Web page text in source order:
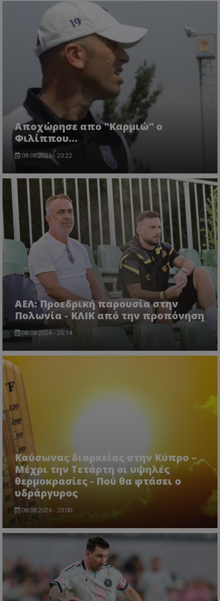
Aποχώρησε απο "Καρμιώ" ο
Φιλίππου...
08.08.2026 - 20:22
ΑΕΛ: Προεδρική παρουσία στην
Πολωνία - ΚΛΙΚ από την προπόνηση
08.08.2026 - 20:14
Καύσωνας διαρκείας στην Κύπρο –
Μέχρι την Τετάρτη οι υψηλές
θερμοκρασίες - Πού θα φτάσει ο
υδράργυρος
08.08.2026 - 20:00